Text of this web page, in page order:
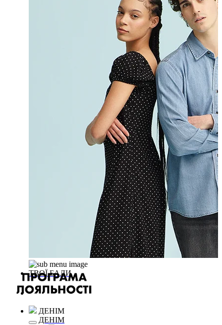
ТВОЇ БАЛИ
ДЕНІМ
ДЕНІМ